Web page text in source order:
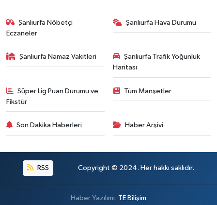
Şanlıurfa Nöbetçi
Eczaneler
Şanlıurfa Hava Durumu
Şanlıurfa Namaz Vakitleri
Şanlıurfa Trafik Yoğunluk
Haritası
Süper Lig Puan Durumu ve
Fikstür
Tüm Manşetler
Son Dakika Haberleri Haber Arşivi
RSS Copyright © 2024. Her hakkı saklıdır.
Haber Yazılımı: TE Bilişim